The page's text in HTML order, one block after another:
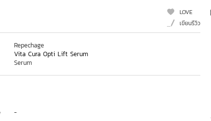
LOVE
เขียนรีวิว
Repechage
Vita Cura Opti Lift Serum
Serum
-